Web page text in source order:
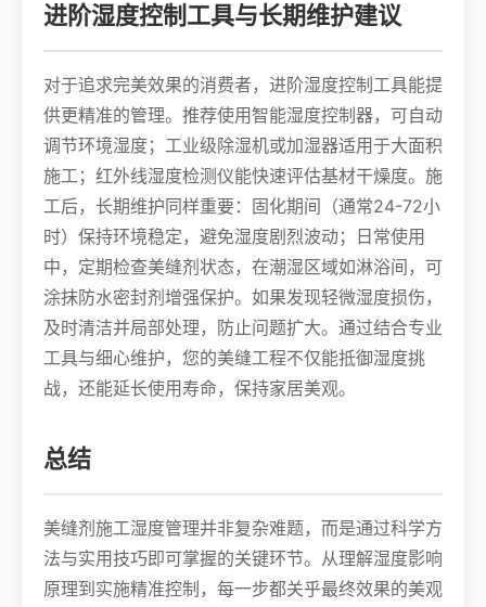
进阶湿度控制工具与长期维护建议
对于追求完美效果的消费者，进阶湿度控制工具能提
供更精准的管理。推荐使用智能湿度控制器，可自动
调节环境湿度；工业级除湿机或加湿器适用于大面积
施工；红外线湿度检测仪能快速评估基材干燥度。施
工后，长期维护同样重要：固化期间（通常24-72小
时）保持环境稳定，避免湿度剧烈波动；日常使用
中，定期检查美缝剂状态，在潮湿区域如淋浴间，可
涂抹防水密封剂增强保护。如果发现轻微湿度损伤，
及时清洁并局部处理，防止问题扩大。通过结合专业
工具与细心维护，您的美缝工程不仅能抵御湿度挑
战，还能延长使用寿命，保持家居美观。
总结
美缝剂施工湿度管理并非复杂难题，而是通过科学方
法与实用技巧即可掌握的关键环节。从理解湿度影响
原理到实施精准控制，每一步都关乎最终效果的美观